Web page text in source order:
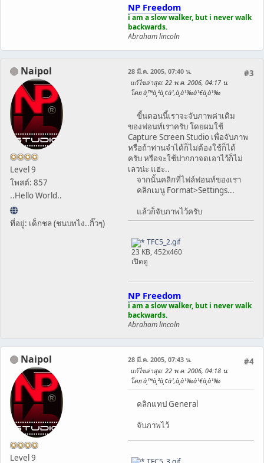
NP Freedom
i am a slow walker, but i never walk
backwards.
Abraham lincoln
Naipol
Level 9
โพสต์: 857
..Hello World..
ที่อยู่: เด็กชล (ชนบทไง..กิ๊วๆ)
#3
28 มี.ค. 2005, 07:40 น.
แก้ไขล่าสุด: 22 พ.ค. 2006, 04:17 น.
โดย à¸™à¸²à¸¢à¹‚à¸­à¹‰à¹€à¸­à¹‰
ขี้นตอนนี้เราจะจับภาพค่าเดิม
ของฟอนท์เราครับ โดยผมใช้
Capture Screen Studio เพื่อจับภาพ
หรือถ้าท่านจำได้ก็ไม่ต้องใช้ก็ได้
ครับ หรือจะใช้ปากกาจดเอาไว้ก็ไม่
เลวน่ะ แฮ่ะ..
จากนั้นคลิกที่ไฟล์ฟอนท์ของเรา
คลิกเมนู Format>Settings...
แล้วก็จับภาพไว้ครับ
TFC5_2.gif
23 KB, 452x460
เปิดดู
NP Freedom
i am a slow walker, but i never walk
backwards.
Abraham lincoln
Naipol
Level 9
#4
28 มี.ค. 2005, 07:43 น.
แก้ไขล่าสุด: 22 พ.ค. 2006, 04:18 น.
โดย à¸™à¸²à¸¢à¹‚à¸­à¹‰à¹€à¸­à¹‰
คลิกแทป General
จับภาพไว้